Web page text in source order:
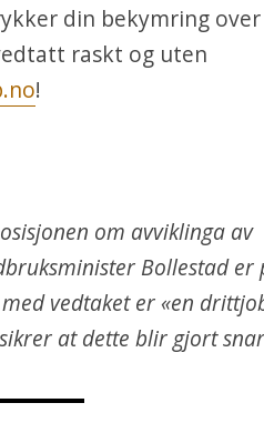
din bekymring over
raskt og uten
!
om avviklinga av
Bollestad er
vedtaket er «en
at dette blir gjort